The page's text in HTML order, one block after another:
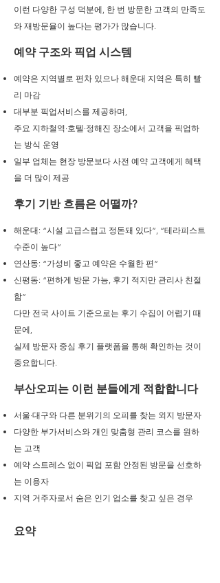
이런 다양한 구성 덕분에, 한 번 방문한 고객의 만족도
와 재방문율이 높다는 평가가 많습니다.
예약 구조와 픽업 시스템
예약은 지역별로 편차 있으나 해운대 지역은 특히 빨
리 마감
대부분 픽업서비스를 제공하며,
주요 지하철역·호텔·정해진 장소에서 고객을 픽업하
는 방식 운영
일부 업체는 현장 방문보다 사전 예약 고객에게 혜택
을 더 많이 제공
후기 기반 흐름은 어떨까?
해운대: “시설 고급스럽고 정돈돼 있다”, “테라피스트
수준이 높다”
연산동: “가성비 좋고 예약은 수월한 편”
신평동: “편하게 방문 가능, 후기 적지만 관리사 친절
함”
다만 전국 사이트 기준으로는 후기 수집이 어렵기 때
문에,
실제 방문자 중심 후기 플랫폼을 통해 확인하는 것이
중요합니다.
부산오피는 이런 분들에게 적합합니다
서울·대구와 다른 분위기의 오피를 찾는 외지 방문자
다양한 부가서비스와 개인 맞춤형 관리 코스를 원하
는 고객
예약 스트레스 없이 픽업 포함 안정된 방문을 선호하
는 이용자
지역 거주자로서 숨은 인기 업소를 찾고 싶은 경우
요약